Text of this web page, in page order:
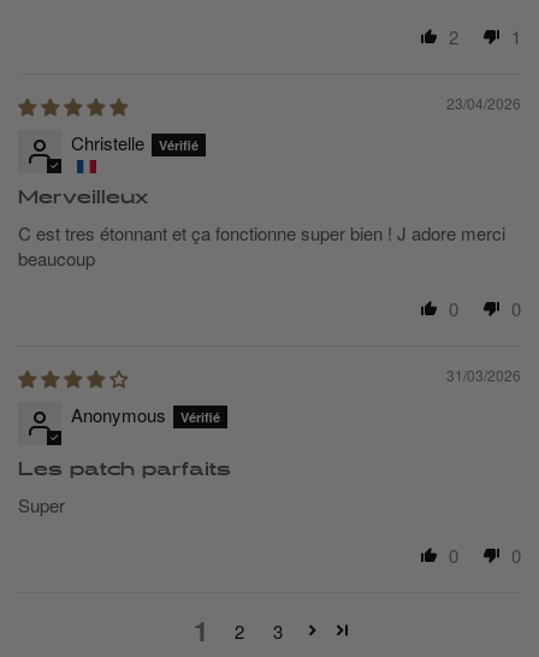
2
1
23/04/2026
Christelle
Merveilleux
C est tres étonnant et ça fonctionne super bien ! J adore merci
beaucoup
0
0
31/03/2026
Anonymous
Les patch parfaits
Super
0
0
1 2 3